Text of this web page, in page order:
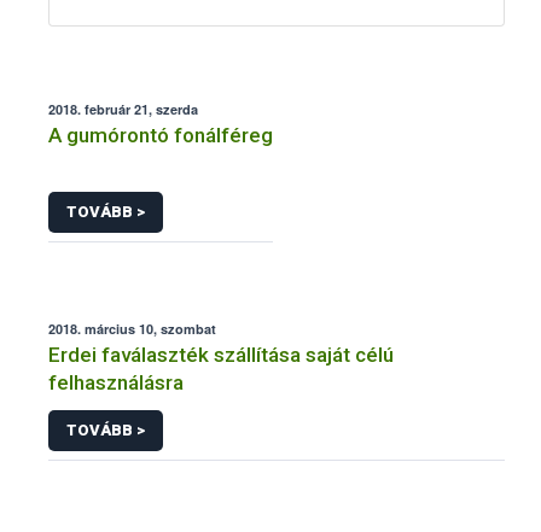
2018. február 21, szerda
A gumórontó fonálféreg
TOVÁBB >
2018. március 10, szombat
Erdei faválaszték szállítása saját célú
felhasználásra
TOVÁBB >